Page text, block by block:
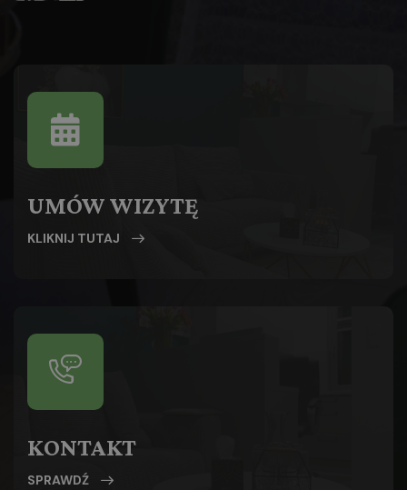
UMÓW WIZYTĘ
KLIKNIJ TUTAJ
KONTAKT
SPRAWDŹ